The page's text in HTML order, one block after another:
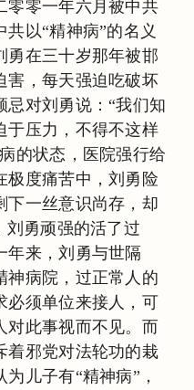
零零一年六月被中共
以“精神病”的名义
勇在三十岁那年被邯
害，每天强迫吃破坏
忌对刘勇说：“我们知
于压力，不得不这样
的状态，医院强行给
极度痛苦中，刘勇险
下一丝意识尚存，却
刘勇顽强的活了过
年来，刘勇与世隔
神病院，过正常人的
必须单位来接人，可
对此事视而不见。而
着邪党对法轮功的栽
儿子有“精神病”，